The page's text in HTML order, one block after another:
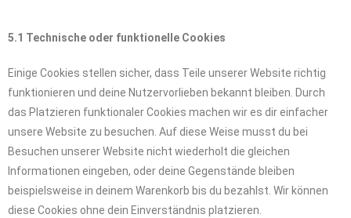
5.1 Technische oder funktionelle Cookies
Einige Cookies stellen sicher, dass Teile unserer Website richtig
funktionieren und deine Nutzervorlieben bekannt bleiben. Durch
das Platzieren funktionaler Cookies machen wir es dir einfacher
unsere Website zu besuchen. Auf diese Weise musst du bei
Besuchen unserer Website nicht wiederholt die gleichen
Informationen eingeben, oder deine Gegenstände bleiben
beispielsweise in deinem Warenkorb bis du bezahlst. Wir können
diese Cookies ohne dein Einverständnis platzieren.